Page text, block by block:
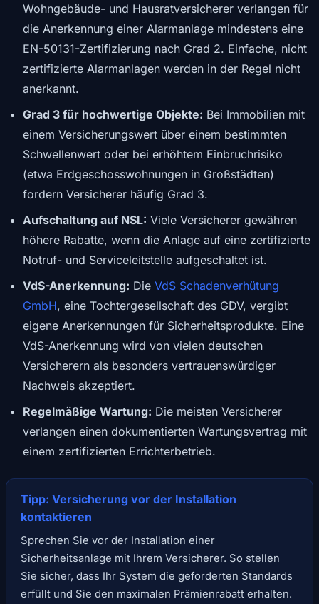
Wohngebäude- und Hausratversicherer verlangen für
die Anerkennung einer Alarmanlage mindestens eine
EN-50131-Zertifizierung nach Grad 2. Einfache, nicht
zertifizierte Alarmanlagen werden in der Regel nicht
anerkannt.
Grad 3 für hochwertige Objekte: Bei Immobilien mit
einem Versicherungswert über einem bestimmten
Schwellenwert oder bei erhöhtem Einbruchrisiko
(etwa Erdgeschosswohnungen in Großstädten)
fordern Versicherer häufig Grad 3.
Aufschaltung auf NSL: Viele Versicherer gewähren
höhere Rabatte, wenn die Anlage auf eine zertifizierte
Notruf- und Serviceleitstelle aufgeschaltet ist.
VdS-Anerkennung: Die VdS Schadenverhütung
GmbH, eine Tochtergesellschaft des GDV, vergibt
eigene Anerkennungen für Sicherheitsprodukte. Eine
VdS-Anerkennung wird von vielen deutschen
Versicherern als besonders vertrauenswürdiger
Nachweis akzeptiert.
Regelmäßige Wartung: Die meisten Versicherer
verlangen einen dokumentierten Wartungsvertrag mit
einem zertifizierten Errichterbetrieb.
Tipp: Versicherung vor der Installation
kontaktieren
Sprechen Sie vor der Installation einer
Sicherheitsanlage mit Ihrem Versicherer. So stellen
Sie sicher, dass Ihr System die geforderten Standards
erfüllt und Sie den maximalen Prämienrabatt erhalten.